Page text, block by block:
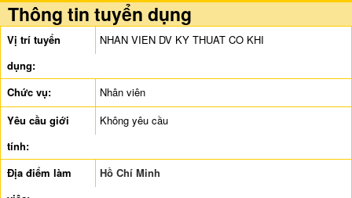
Thông tin tuyển dụng
Vị trí tuyển
dụng:
NHAN VIEN DV KY THUAT CO KHI
Chức vụ:
Nhân viên
Yêu cầu giới
tính:
Không yêu cầu
Địa điểm làm
Hồ Chí Minh